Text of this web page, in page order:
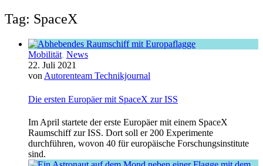
Tag: SpaceX
Mobilität, News
22. Juli 2021
von Autorenteam Technikjournal
Die ersten Europäer mit SpaceX zur ISS
Im April startete der erste Europäer mit einem SpaceX
Raumschiff zur ISS. Dort soll er 200 Experimente
durchführen, wovon 40 für europäische Forschungsinstitute
sind.